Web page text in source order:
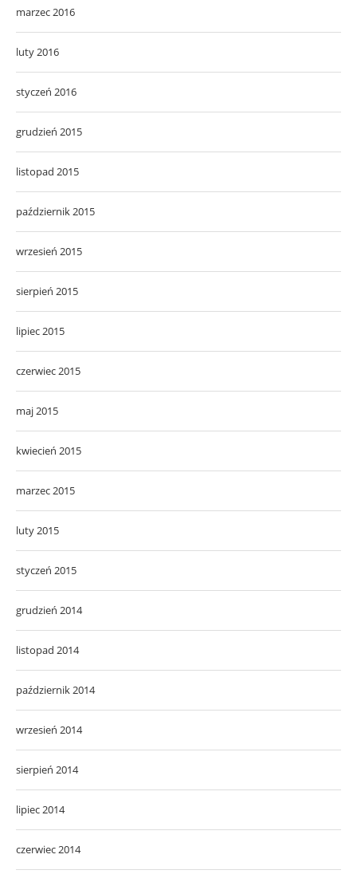
marzec 2016
luty 2016
styczeń 2016
grudzień 2015
listopad 2015
październik 2015
wrzesień 2015
sierpień 2015
lipiec 2015
czerwiec 2015
maj 2015
kwiecień 2015
marzec 2015
luty 2015
styczeń 2015
grudzień 2014
listopad 2014
październik 2014
wrzesień 2014
sierpień 2014
lipiec 2014
czerwiec 2014